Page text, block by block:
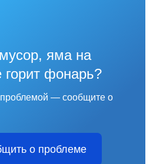
яма на
горит фонарь?
проблемой — сообщите о
о проблеме